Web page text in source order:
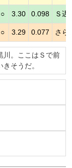
○ 3.30 0.098 Ｓ遅
○ 3.29 0.077 さら
川。ここはＳで前
そうだ。